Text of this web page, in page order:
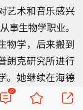
艺术和音乐感兴
事生物学职业。
物学，后来搬到
朗克研究所进行
。她继续在海德
，然后于1984年
22